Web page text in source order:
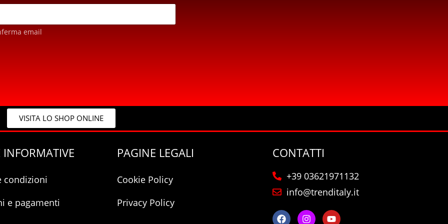
email
VISITA LO SHOP ONLINE
INFORMATIVE
condizioni
e pagamenti
PAGINE LEGALI
Cookie Policy
Privacy Policy
CONTATTI
+39 03621971132
info@trenditaly.it